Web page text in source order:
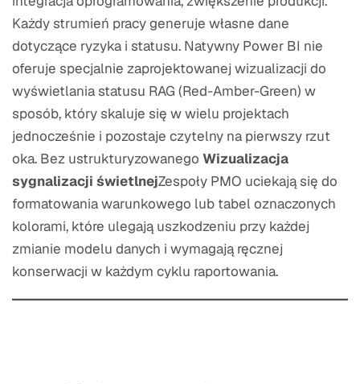
Każdy strumień pracy generuje własne dane
dotyczące ryzyka i statusu. Natywny Power BI nie
oferuje specjalnie zaprojektowanej wizualizacji do
wyświetlania statusu RAG (Red-Amber-Green) w
sposób, który skaluje się w wielu projektach
jednocześnie i pozostaje czytelny na pierwszy rzut
oka. Bez ustrukturyzowanego Wizualizacja
sygnalizacji świetlnejZespoły PMO uciekają się do
formatowania warunkowego lub tabel oznaczonych
kolorami, które ulegają uszkodzeniu przy każdej
zmianie modelu danych i wymagają ręcznej
konserwacji w każdym cyklu raportowania.